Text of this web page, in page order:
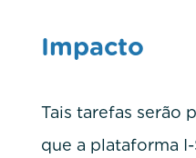
Impacto
Tais tarefas serão
que a plataforma